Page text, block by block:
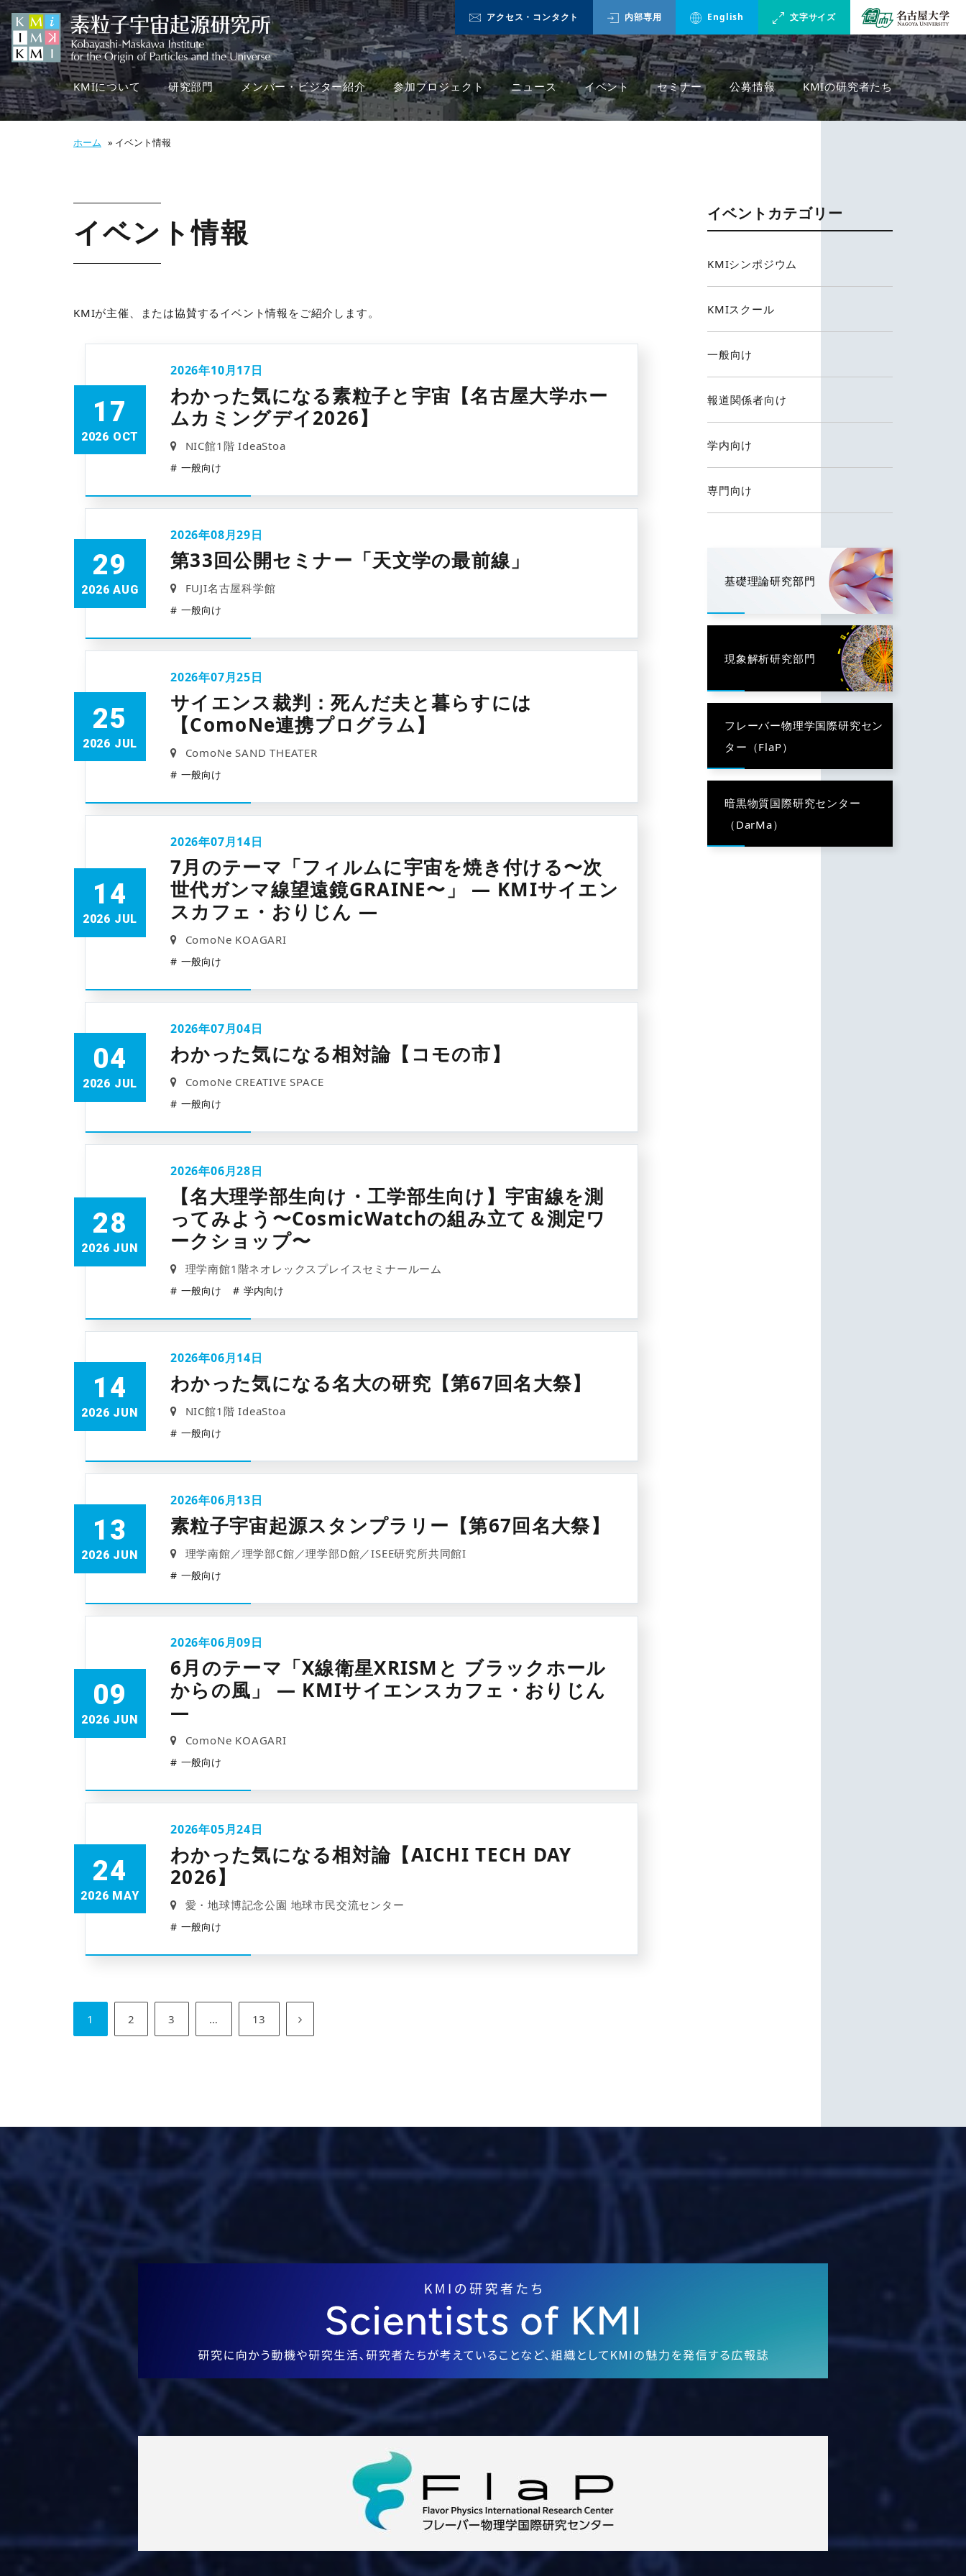
アクセス・コンタクト 内部専用 English 文字サイズ
KMIについて 研究部門 メンバー・ビジター紹介 参加プロジェクト ニュース イベント セミナー 公募情報 KMIの研究者たち
ホーム » イベント情報
イベント情報
KMIが主催、または協賛するイベント情報をご紹介します。
17
2026 OCT
2026年10月17日
わかった気になる素粒子と宇宙【名古屋大学ホー
ムカミングデイ2026】
NIC館1階 IdeaStoa
一般向け
29
2026 AUG
2026年08月29日
第33回公開セミナー「天文学の最前線」
FUJI名古屋科学館
一般向け
25
2026 JUL
2026年07月25日
サイエンス裁判：死んだ夫と暮らすには
【ComoNe連携プログラム】
ComoNe SAND THEATER
一般向け
14
2026 JUL
2026年07月14日
7月のテーマ「フィルムに宇宙を焼き付ける〜次
世代ガンマ線望遠鏡GRAINE〜」 — KMIサイエン
スカフェ・おりじん —
ComoNe KOAGARI
一般向け
04
2026 JUL
2026年07月04日
わかった気になる相対論【コモの市】
ComoNe CREATIVE SPACE
一般向け
28
2026 JUN
2026年06月28日
【名大理学部生向け・工学部生向け】宇宙線を測
ってみよう〜CosmicWatchの組み立て＆測定ワ
ークショップ〜
理学南館1階ネオレックスプレイスセミナールーム
一般向け 学内向け
14
2026 JUN
2026年06月14日
わかった気になる名大の研究【第67回名大祭】
NIC館1階 IdeaStoa
一般向け
13
2026 JUN
2026年06月13日
素粒子宇宙起源スタンプラリー【第67回名大祭】
理学南館／理学部C館／理学部D館／ISEE研究所共同館I
一般向け
09
2026 JUN
2026年06月09日
6月のテーマ「X線衛星XRISMと ブラックホール
からの風」 — KMIサイエンスカフェ・おりじん
—
ComoNe KOAGARI
一般向け
24
2026 MAY
2026年05月24日
わかった気になる相対論【AICHI TECH DAY
2026】
愛・地球博記念公園 地球市民交流センター
一般向け
1 2 3 … 13
イベントカテゴリー
KMIシンポジウム
KMIスクール
一般向け
報道関係者向け
学内向け
専門向け
基礎理論研究部門
現象解析研究部門
フレーバー物理学国際研究セン
ター（FlaP）
暗黒物質国際研究センター
（DarMa）